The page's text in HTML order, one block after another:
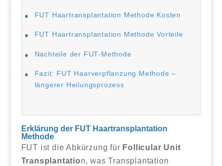
FUT Haartransplantation Methode Kosten
FUT Haartransplantation Methode Vorteile
Nachteile der FUT-Methode
Fazit: FUT Haarverpflanzung Methode –
längerer Heilungsprozess
Erklärung der FUT Haartransplantation
Methode
FUT ist die Abkürzung für Follicular Unit
Transplantation, was Transplantation